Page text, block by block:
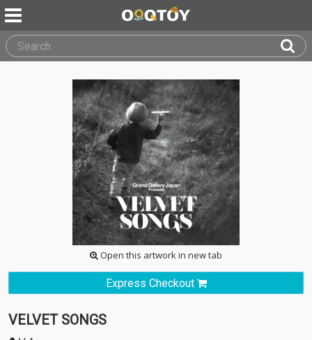
Open this artwork in new tab
Express Checkout
VELVET SONGS